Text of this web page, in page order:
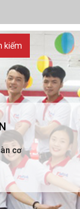
cơ